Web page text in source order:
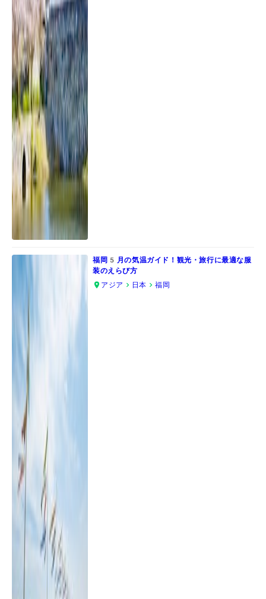
福岡5月の気温ガイド！観光・旅行に最適な服
装のえらび方
アジア
日本 福岡